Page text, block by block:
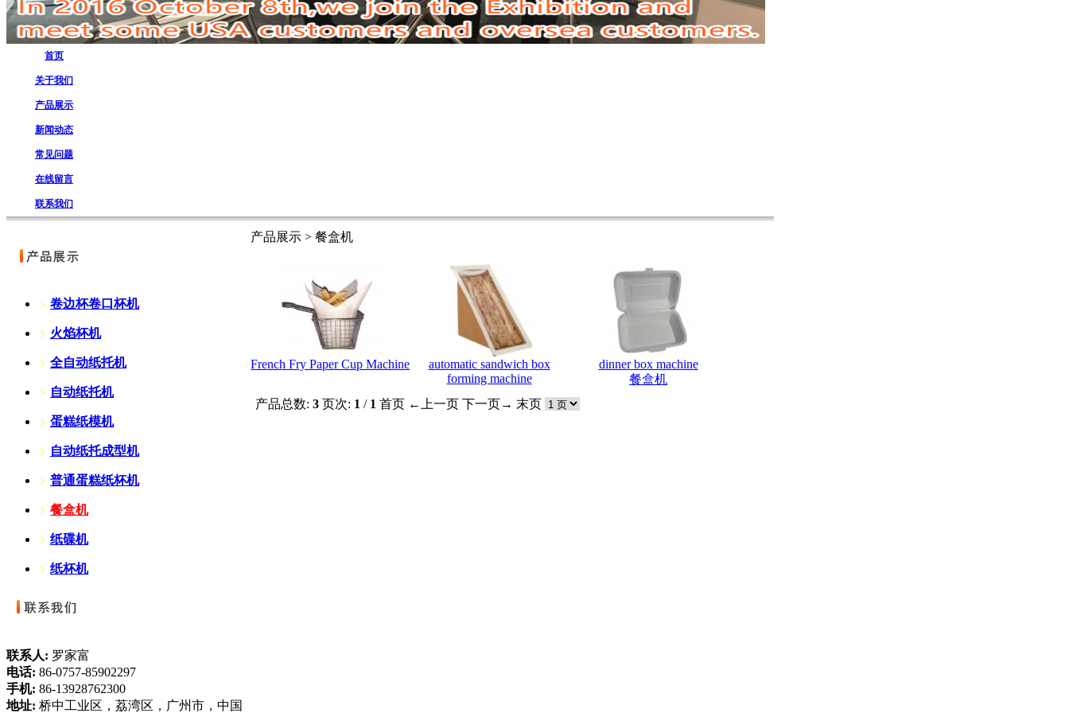
首页
关于我们
产品展示
新闻动态
常见问题
在线留言
联系我们
卷边杯卷口杯机
火焰杯机
全自动纸托机
自动纸托机
蛋糕纸模机
自动纸托成型机
普通蛋糕纸杯机
餐盒机
纸碟机
纸杯机
联系人: 罗家富
电话: 86-0757-85902297
手机: 86-13928762300
地址: 桥中工业区，荔湾区，广州市，中国
产品展示 > 餐盒机
French Fry Paper Cup Machine
automatic sandwich box
forming machine
dinner box machine
餐盒机
产品总数: 3 页次: 1 / 1 首页 ←上一页 下一页→ 末页